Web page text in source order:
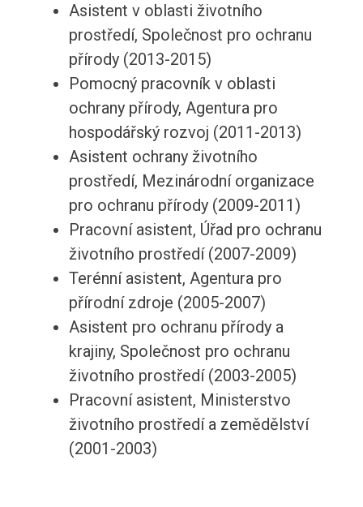
Asistent v oblasti životního
prostředí, Společnost pro ochranu
přírody (2013-2015)
Pomocný pracovník v oblasti
ochrany přírody, Agentura pro
hospodářský rozvoj (2011-2013)
Asistent ochrany životního
prostředí, Mezinárodní organizace
pro ochranu přírody (2009-2011)
Pracovní asistent, Úřad pro ochranu
životního prostředí (2007-2009)
Terénní asistent, Agentura pro
přírodní zdroje (2005-2007)
Asistent pro ochranu přírody a
krajiny, Společnost pro ochranu
životního prostředí (2003-2005)
Pracovní asistent, Ministerstvo
životního prostředí a zemědělství
(2001-2003)